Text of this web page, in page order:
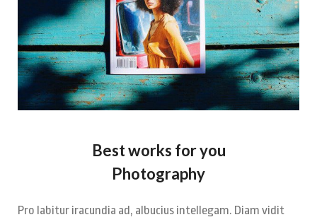
Best works for you
Photography
Pro labitur iracundia ad, albucius intellegam. Diam vidit